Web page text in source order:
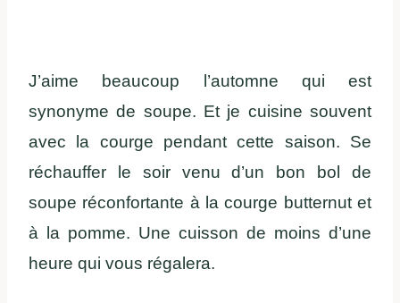
J’aime beaucoup l’automne qui est
synonyme de soupe. Et je cuisine souvent
avec la courge pendant cette saison. Se
réchauffer le soir venu d’un bon bol de
soupe réconfortante à la courge butternut et
à la pomme. Une cuisson de moins d’une
heure qui vous régalera.